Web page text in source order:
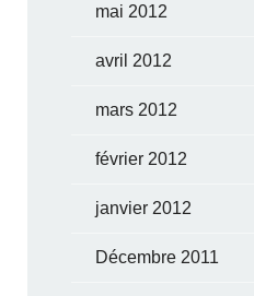
mai 2012
avril 2012
mars 2012
février 2012
janvier 2012
Décembre 2011